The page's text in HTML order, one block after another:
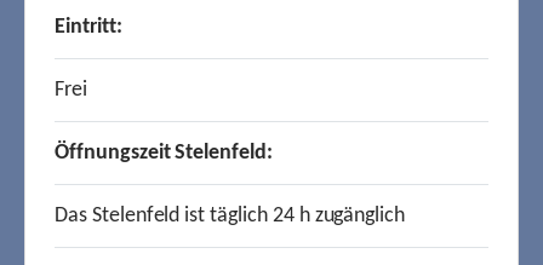
Eintritt:
Frei
Öffnungszeit Stelenfeld:
Das Stelenfeld ist täglich 24 h zugänglich